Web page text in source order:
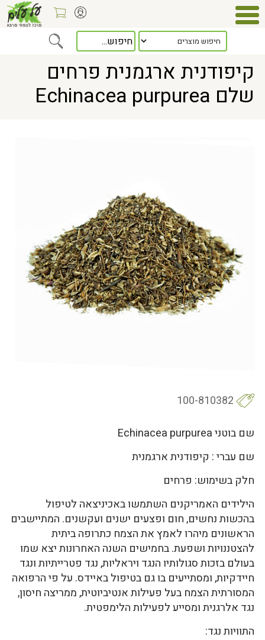
> קיפודנית ארגמנית פרחים שלם Echinacea purpurea
קיפודנית ארגמנית פרחים
שלם Echinacea purpurea
100-810382
שם בוטני Echinacea purpurea
שם עברי : קיפודנית ארגמנית
חלק בשימוש: פרחים
הילידים האמריקנים השתמשו באכיניצאה לטיפול
בהכשות נחשים, חום ופצעים ישנים ועקשנים. המתיישבים
הראשונים מיהרו לאמץ את הצמח כתרופה ביתית
להצטננויות ושפעת. בחמישים השנה האחרונות יצא שמו
בעולם בזכות סגולותיו הנגד ויראליות, נגד פטרייתיות ונגד
חיידקיות, ומסתייעים בו גם בטיפול באיידס. על פי הרפואה
המסורתית הצמח בעל פעילות אנטיביוטית, ממריצה חיסון,
נגד אלרגנית ומסייע לפעילות הלימפטית.
התוויות נגד: